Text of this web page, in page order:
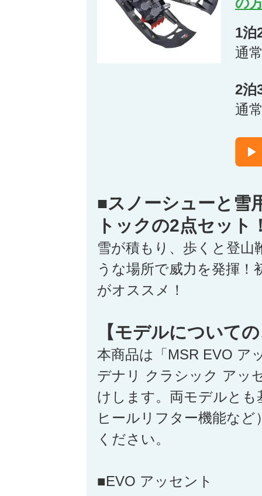
1泊
通
2泊
通
■スノーシューと雪
トックの2点セット
雪が積もり、歩くと登
うな場所で威力を発揮
がオススメ！
【モデルについて
本商品は「MSR EVO ア
デナリ クラシック アッ
けします。両モデルと
ヒールリフター機能な
ください。
■EVO アッセント